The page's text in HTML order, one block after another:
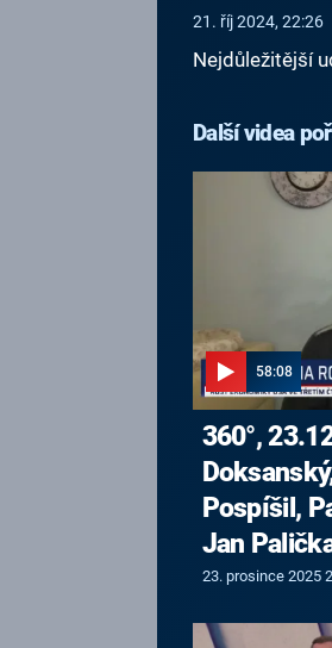
21. říj 2024, 22:26
Nejdůležitější
Další videa
58:08
360°,
Pospíšil,
Jan
23. prosince 2025